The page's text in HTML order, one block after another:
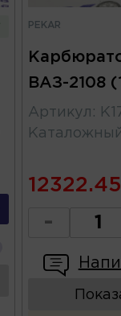
PEKAR
ВАЗ-2108
Артикул :
12322.45
-